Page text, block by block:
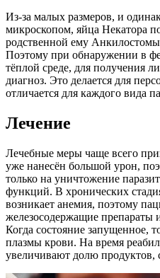
Из-за малых размеров, и
микроскопом, яйца Некатора
родственной ему
Поэтому при обнаружении в
тёплой среде, для получения
диагноз. Это делается для
отличается для каждого вида
Лечение
Лечебные меры чаще всего
уже нанесён большой урон,
только на уничтожение
функций. В хронических
возникает анемия, поэтому
железосодержащие препараты
Когда состояние запущенное,
плазмы крови. На время
увеличивают долю продуктов,